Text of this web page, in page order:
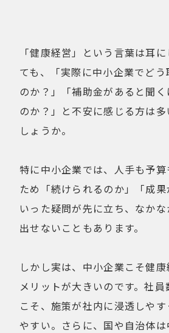
痩
通勤距離
「健康経営」という言葉は耳
ても、「実際に中小企業でど
のか？」「補助金があると聞
のか？」と不安に感じる方は
しょうか。
特に中小企業では、人手も予
ため「続けられるのか」「成
いった疑問が先に立ち、なか
出せないこともあります。
しかし実は、中小企業こそ健
メリットが大きいのです。社
こそ、施策が社内に浸透しや
やすい。さらに、国や自治体